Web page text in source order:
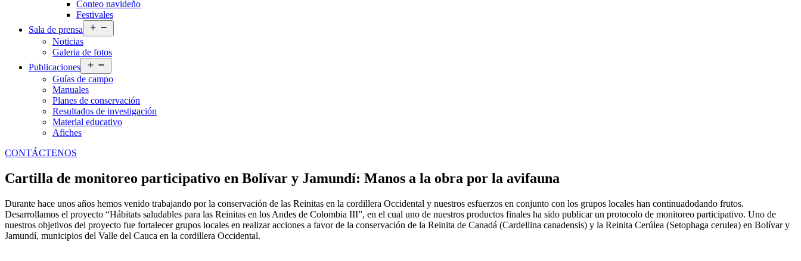
Conteo navideño
Festivales
Sala de prensa
el
Noticias
Galeria de fotos
Publicaciones
el
menú
Guías de campo
Manuales
Planes de conservación
Resultados de investigación
Material educativo
Afiches
CONTÁCTENOS
Cartilla de monitoreo participativo en Bolívar y Jamundí: Manos a la obra por la avifauna
Durante hace unos años hemos venido trabajando por la conservación de las Reinitas en la cordillera Occidental y nuestros esfuerzos en conjunto con los grupos locales han continuadodando frutos.
Desarrollamos el proyecto “Hábitats saludables para las Reinitas en los Andes de Colombia III”, en el cual uno de nuestros productos finales ha sido publicar un protocolo de monitoreo participativo. Uno de
nuestros objetivos del proyecto fue fortalecer grupos locales en realizar acciones a favor de la conservación de la Reinita de Canadá (Cardellina canadensis) y la Reinita Cerúlea (Setophaga cerulea) en Bolívar y
Jamundí, municipios del Valle del Cauca en la cordillera Occidental.